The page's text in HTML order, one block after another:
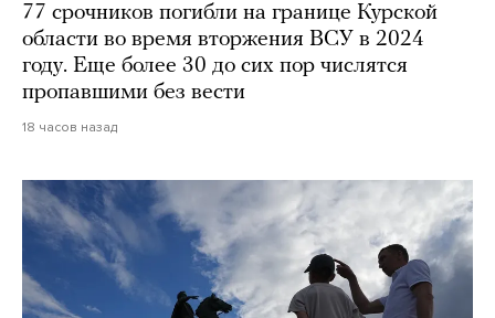
77 срочников погибли на границе Курской
области во время вторжения ВСУ в 2024
году. Еще более 30 до сих пор числятся
пропавшими без вести
18 часов назад